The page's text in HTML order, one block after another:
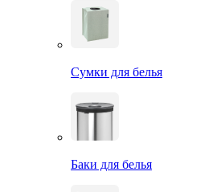
Сумки для белья
Баки для белья